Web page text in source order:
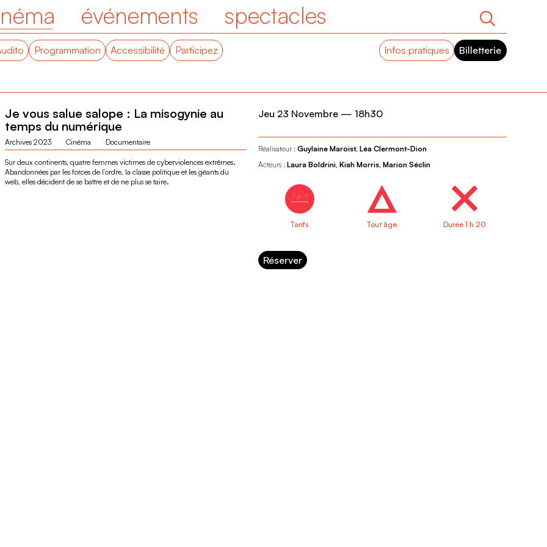
événements spectacles
Programmation Accessibilité Participez Infos pratiques Billetterie
Je vous salue salope : La misogynie au
temps du numérique
Archives 2023 Cinéma Documentaire
Sur deux continents, quatre femmes victimes de cyberviolences extrêmes.
Abandonnées par les forces de l’ordre, la classe politique et les géants du
web, elles décident de se battre et de ne plus se taire.
Jeu 23 Novembre— 18h30
Réalisateur : Guylaine Maroist, Léa Clermont-Dion
Acteurs : Laura Boldrini, Kiah Morris, Marion Séclin
Tarifs Tout âge Durée 1 h 20
Réserver